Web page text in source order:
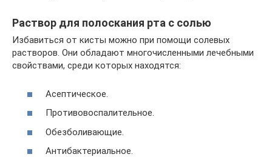
Раствор для полоскания рта с солью
Избавиться от кисты можно при помощи солевых
растворов. Они обладают многочисленными лечебными
свойствами, среди которых находятся:
Асептическое.
Противовоспалительное.
Обезболивающие.
Антибактериальное.